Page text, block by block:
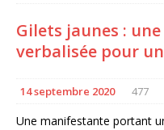
Gilets jaunes :
verbalisée pour
14 septembre 2020 477
Une manifestante portant